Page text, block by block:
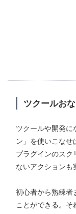
ツクールお
ツクールや開発
ン」を使いこなせ
プラグインのスク
ないアクションも
初心者から熟練者
ことができる。そ